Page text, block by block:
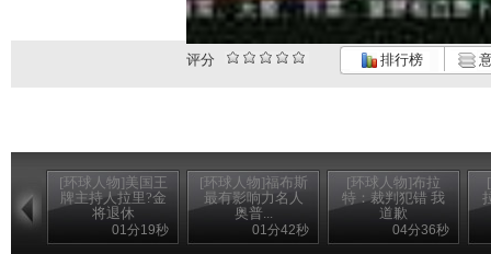
评分 排行榜
[环球人物]美国王
牌主持人拉里?金
将退休
01分19秒
[环球人物]福布斯
最有影响力名人
奥普...
01分42秒
[环球人物]布拉
特：裁判犯错 我
道歉
04分36秒